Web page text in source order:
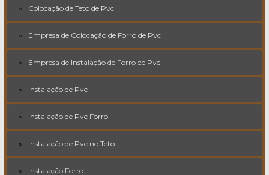
Colocação de Teto de Pvc
Empresa de Colocação de Forro de Pvc
Empresa de Instalação de Forro de Pvc
Instalação de Pvc
Instalação de Pvc Forro
Instalação de Pvc no Teto
Instalação Forro